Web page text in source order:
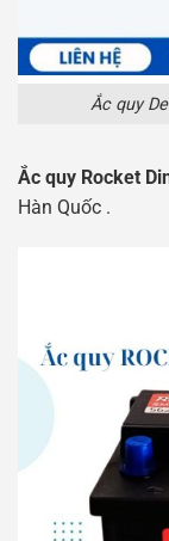
Ắc quy
Ắc quy Rocket
Hàn Quốc .